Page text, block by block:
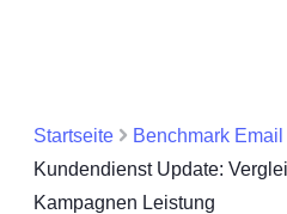
Startseite Benchmark
Kundendienst Update:
Kampagnen Leistung